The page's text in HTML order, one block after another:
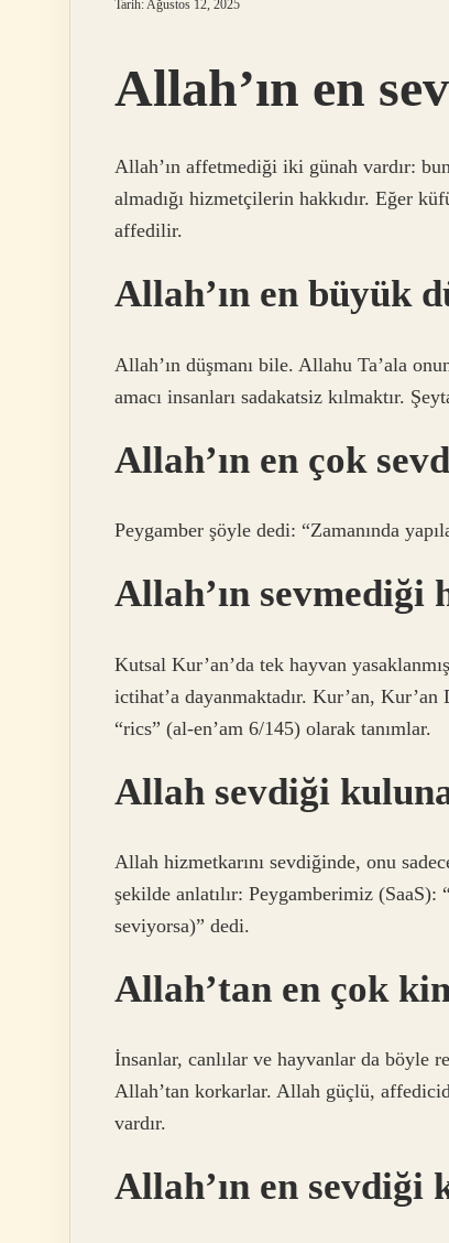
Tarih: Ağustos 12, 2025
Allah’ın en
Allah’ın affetmediği iki günah vardır:
almadığı hizmetçilerin hakkıdır. Eğer
affedilir.
Allah’ın en büyük
Allah’ın düşmanı bile. Allahu Ta’ala
amacı insanları sadakatsiz kılmaktır.
Allah’ın en çok
Peygamber şöyle dedi: “Zamanında
Allah’ın
Kutsal Kur’an’da tek hayvan
ictihat’a dayanmaktadır. Kur’an,
“rics” (al-en’am 6/145) olarak tanımlar.
Allah sevdiği
Allah hizmetkarını sevdiğinde, onu
şekilde anlatılır: Peygamberimiz
seviyorsa)” dedi.
Allah’tan en çok
İnsanlar, canlılar ve hayvanlar da böyle
Allah’tan korkarlar. Allah güçlü,
vardır.
Allah’ın en